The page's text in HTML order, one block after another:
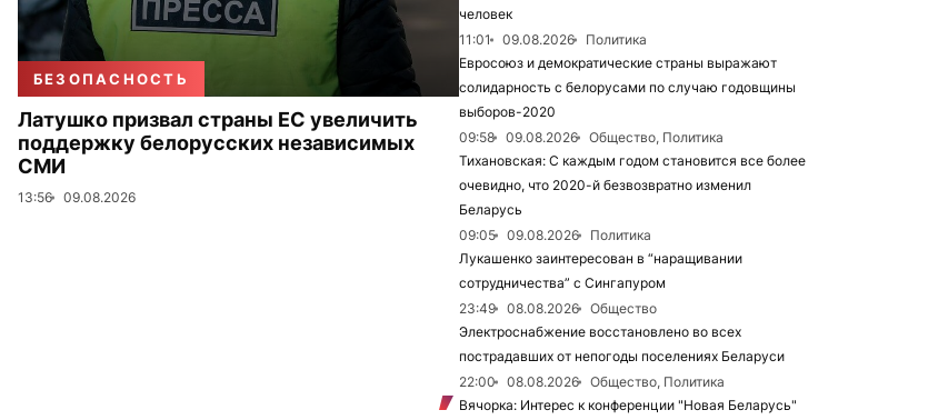
БЕЗОПАСНОСТЬ
Латушко призвал страны ЕС увеличить
поддержку белорусских независимых
СМИ
13:56 09.08.2026
человек
11:01
09.08.2026
Политика
Евросоюз и демократические страны выражают
солидарность с белорусами по случаю годовщины
выборов-2020
09:58
09.08.2026
Общество, Политика
Тихановская: С каждым годом становится все более
очевидно, что 2020-й безвозвратно изменил
Беларусь
09:05
09.08.2026
Политика
Лукашенко заинтересован в “наращивании
сотрудничества” с Сингапуром
23:49
08.08.2026
Общество
Электроснабжение восстановлено во всех
пострадавших от непогоды поселениях Беларуси
22:00
08.08.2026
Общество, Политика
Вячорка: Интерес к конференции "Новая Беларусь"